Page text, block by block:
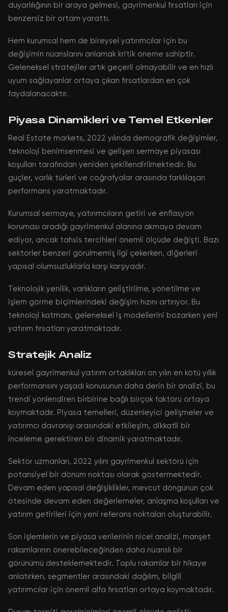
duyarlılığının bir araya gelmesi, gayrimenkul fırsatları için
benzersiz bir ortam yarattı.
Hem kurumsal hem de bireysel yatırımcılar için bu
değişimin nüanslarını anlamak kritik öneme sahiptir.
Geleneksel stratejiler artık geçerli olmayabilir ve en hızlı
uyum sağlayanlar ortaya çıkan fırsatlardan en çok
faydalanacaktır.
Piyasa Dinamikleri ve Temel Etkenler
Real Estate markets, 2022 yılında demografik değişimler,
teknoloji benimsenmesi ve gelişen sermaye piyasası
koşulları tarafından yeniden şekillendirilmektedir. Bu
güçler, varlık türleri ve coğrafyalar arasında farklılaşan
performans yaratmaktadır.
Kurumsal sermaye, yatırımcıların getiri ve enflasyon
koruması aradığı gayrimenkul alanına akmaya devam
ediyor, ancak tahsis tercihleri önemli ölçüde değişti. Bazı
sektörler benzeri görülmemiş ilgi çekerken, diğerleri
yapısal olumsuzluklarla karşı karşıyadır.
Teknolojik yenilik, varlıkların geliştirilme, yönetilme ve
işlem görme biçimlerindeki değişim hızını artırıyor. Bu
teknoloji katmanı, geleneksel iş modellerini bozarken yeni
yatırım fırsatları yaratmaktadır.
Stratejik Analiz
küresel gayrimenkul yatırım ortaklıkları on yılın en kötü yıllık
performansını yaşadı konusunun daha derin bir analizi, bu
trendi yönlendiren birbirine bağlı birçok faktörü ortaya
koymaktadır. Piyasa temelleri, düzenleyici gelişmeler ve
yatırımcı davranışı arasındaki etkileşim, dikkatli bir
inceleme gerektiren bir dinamik yaratmaktadır.
Sektör uzmanları, 2022 yılını gayrimenkul sektörü için
potansiyel bir dönüm noktası olarak göstermektedir.
Devam eden yapısal değişiklikler, mevcut döngünün çok
ötesinde devam eden değerlemeler, anlaşma koşulları ve
yatırım getirileri için yeni referans noktaları oluşturabilir.
Son işlemlerin ve piyasa verilerinin nicel analizi, manşet
rakamlarının önerebileceğinden daha nüanslı bir
görünümü desteklemektedir. Toplu rakamlar bir hikaye
anlatırken, segmentler arasındaki dağılım, bilgili
yatırımcılar için önemli alfa fırsatları ortaya koymaktadır.